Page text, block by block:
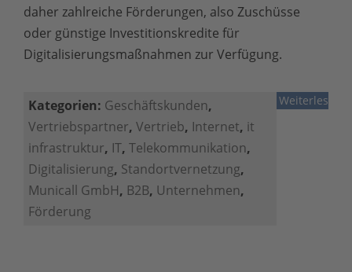
daher zahlreiche Förderungen, also Zuschüsse
oder günstige Investitionskredite für
Digitalisierungsmaßnahmen zur Verfügung.
Weiterlesen
Kategorien: Geschäftskunden,
Vertriebspartner, Vertrieb, Internet, it
infrastruktur, IT, Telekommunikation,
Digitalisierung, Standortvernetzung,
Municall GmbH, B2B, Unternehmen,
Förderung